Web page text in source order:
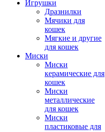
Игрушки
Дразнилки
Мячики для
кошек
Мягкие и другие
для кошек
Миски
Миски
керамические для
кошек
Миски
металлические
для кошек
Миски
пластиковые для